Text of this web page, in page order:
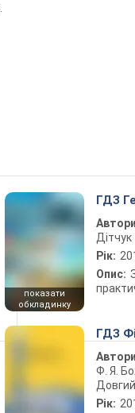
показати
обкладинку
ГДЗ
Дітчук
Рік:
Опис:
ГДЗ
Ф. Я.
Довгий
Рік: